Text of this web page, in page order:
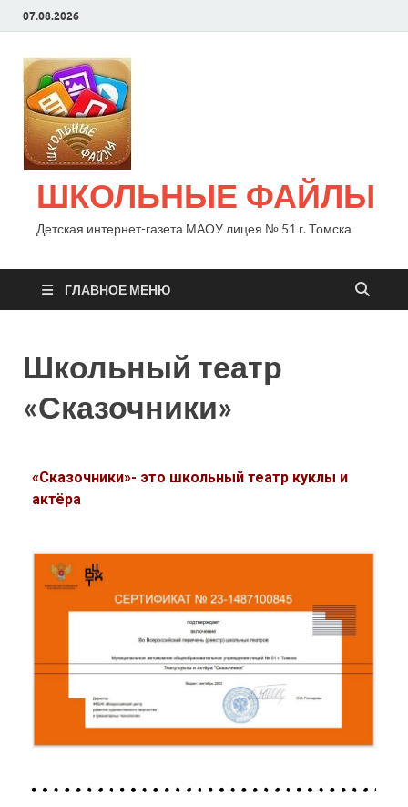
07.08.2026
ШКОЛЬНЫЕ ФАЙЛЫ
Детская интернет-газета МАОУ лицея № 51 г. Томска
ГЛАВНОЕ МЕНЮ
Школьный театр
«Сказочники»
«Сказочники»- это школьный театр куклы и
актёра